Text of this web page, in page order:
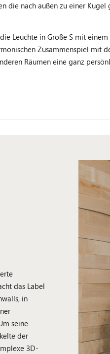
die nach außen zu einer
Leuchte in Größe S mit
Zusammenspiel mit
Räumen eine ganz
das Label
in
seine
der
3D-